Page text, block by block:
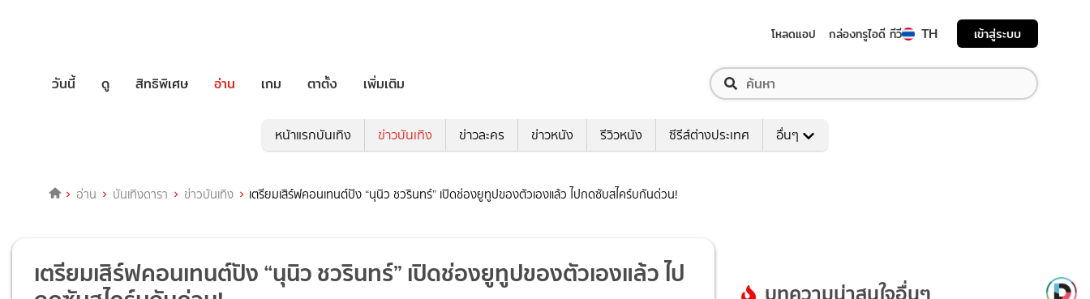
โหลดแอป กล่องทรูไอดี ทีวี TH เข้าสู่ระบบ
วันนี้ ดู สิทธิพิเศษ อ่าน เกม ตาตั้ง เพิ่มเติม
หน้าแรกบันเทิง ข่าวบันเทิง ข่าวละคร ข่าวหนัง รีวิวหนัง ซีรีส์ต่างประเทศ อื่นๆ
อ่าน บันเทิงดารา ข่าวบันเทิง เตรียมเสิร์ฟคอนเทนต์ปัง “นุนิว ชวรินทร์” เปิดช่องยูทูปของตัวเองแล้ว ไปกดซับสไคร์บกันด่วน!
เตรียมเสิร์ฟคอนเทนต์ปัง “นุนิว ชวรินทร์” เปิดช่องยูทูปของตัวเองแล้ว ไป